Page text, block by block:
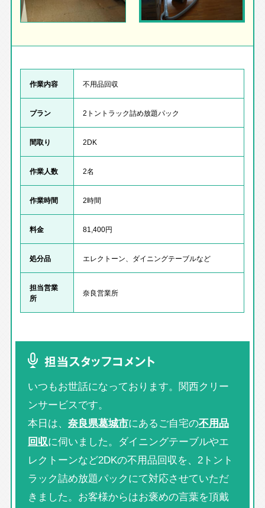
作業内容 不用品回収
プラン 2トントラック詰め放題パック
間取り 2DK
作業人数 2名
作業時間 2時間
料金 81,400円
処分品 エレクトーン、ダイニングテーブルなど
担当営業
所
奈良営業所
担当スタッフコメント
いつもお世話になっております。関西クリー
ンサービスです。
本日は、 奈良県葛城市にあるご自宅の不用品
回収に伺いました。ダイニングテーブルやエ
レクトーンなど2DKの不用品回収を、2トント
ラック詰め放題パックにて対応させていただ
きました。お客様からはお褒めの言葉を頂戴